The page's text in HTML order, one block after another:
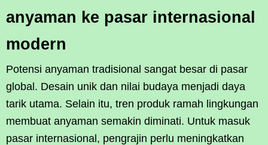
anyaman ke pasar internasional
modern
Potensi anyaman tradisional sangat besar di pasar
global. Desain unik dan nilai budaya menjadi daya
tarik utama. Selain itu, tren produk ramah lingkungan
membuat anyaman semakin diminati. Untuk masuk
pasar internasional, pengrajin perlu meningkatkan